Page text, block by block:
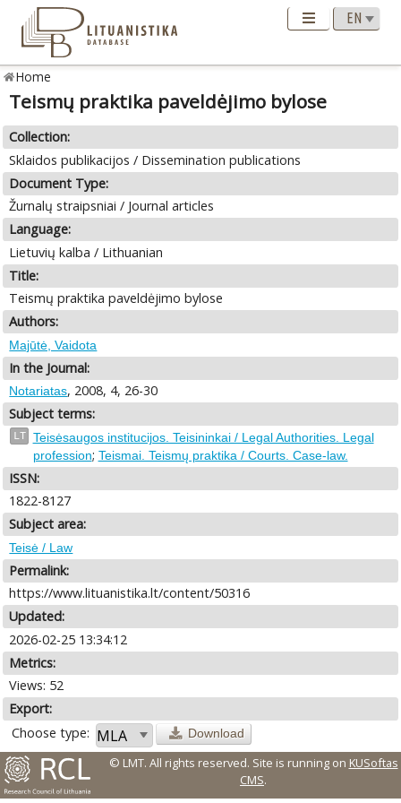
Home
Teismų praktika paveldėjimo bylose
Collection:
Sklaidos publikacijos / Dissemination publications
Document Type:
Žurnalų straipsniai / Journal articles
Language:
Lietuvių kalba / Lithuanian
Title:
Teismų praktika paveldėjimo bylose
Authors:
Majūtė, Vaidota
In the Journal:
Notariatas, 2008, 4, 26-30
Subject terms:
LT
Teisėsaugos institucijos. Teisininkai / Legal Authorities. Legal
profession; Teismai. Teismų praktika / Courts. Case-law.
ISSN:
1822-8127
Subject area:
Teisė / Law
Permalink:
https://www.lituanistika.lt/content/50316
Updated:
2026-02-25 13:34:12
Metrics:
Views: 52
Export:
Choose type:
Download
© LMT. All rights reserved. Site is running on KUSoftas
CMS.